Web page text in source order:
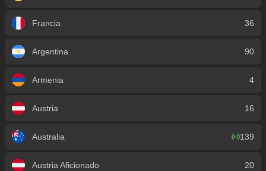
Francia 36
Argentina 90
Armenia 4
Austria 16
Australia 139
Austria Aficionado 20